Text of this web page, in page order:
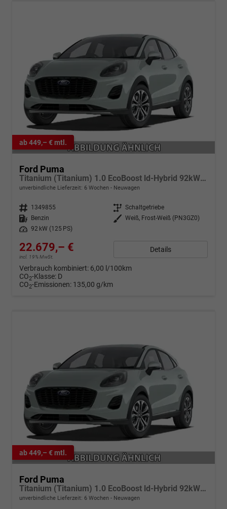
ab 449,– € mtl.
Ford Puma
Titanium (Titanium) 1.0 EcoBoost ld-Hybrid 92kW (125 PS) 7-Gang-DSG
unverbindliche Lieferzeit: 6 Wochen Neuwagen
Fahrzeugnr. 1349855 Getriebe Schaltgetriebe
Kraftstoff
Benzin Außenfarbe Weiß, Frost-Weiß (PN3GZ0)
Leistung
92 kW (125 PS)
22.679,– €
incl. 19% MwSt.
Details
Verbrauch kombiniert: 6,00 l/100km
CO2-Klasse: D
CO2-Emissionen: 135,00 g/km
ab 449,– € mtl.
Ford Puma
Titanium (Titanium) 1.0 EcoBoost ld-Hybrid 92kW (125 PS) 7-Gang-DSG
unverbindliche Lieferzeit: 6 Wochen Neuwagen